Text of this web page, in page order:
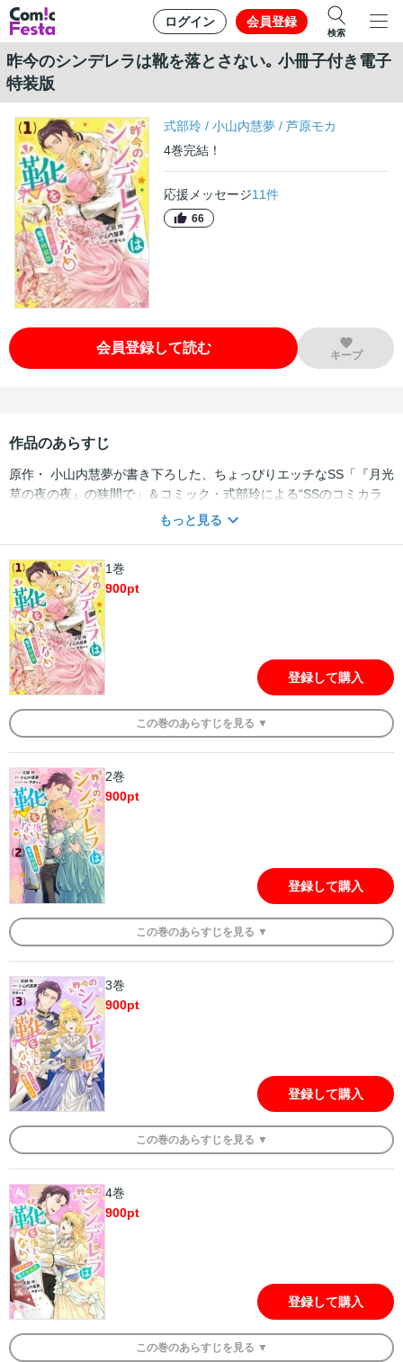
ログイン 会員登録
検索
昨今のシンデレラは靴を落とさない｡ 小冊子付き電子
特装版
式部玲 /小山内慧夢 /芦原モカ
4巻完結！
応援メッセージ11件
66
会員登録して読む キープ
作品のあらすじ
原作・ 小山内慧夢が書き下ろした、ちょっぴりエッチなSS「『月光
草の夜の夜』の狭間で」＆コミック・式部玲による“SSのコミカラ
イズ”が収録された糖度高めの豪華仕様！ 小説を読みながら、漫画
い。』1巻本編 （紙版と同内容となります） ・小山内慧夢書き下ろ
しSS（4P） ・式部玲描き下ろし漫画（10P） 【あらすじ】 舞踏会
の真っ最中、婚約破棄を言い渡されたフレデリカ・キャストレイ子
爵令嬢。婚約破棄を受け入れ、颯爽とその場から立ち去った彼女は
激しく後悔していた…。 そう、今にも切れそうなパンツを穿いてき
てしまったことを！ 婚約破棄とともに切れた紐パンを引っさげ、疾
走するフレデリカがぶつかったのは、建国以来最強の武神と名高い
フォルカー・ブレナン将軍で――!? ※紙での販売は予定されており
ません。 ※通常版の電子販売は予定されておりません。
もっと見る
1巻
900pt
登録して購入
この巻のあらすじを 見る ▼
2巻
900pt
登録して購入
この巻のあらすじを 見る ▼
3巻
900pt
登録して購入
この巻のあらすじを 見る ▼
4巻
900pt
登録して購入
この巻のあらすじを 見る ▼